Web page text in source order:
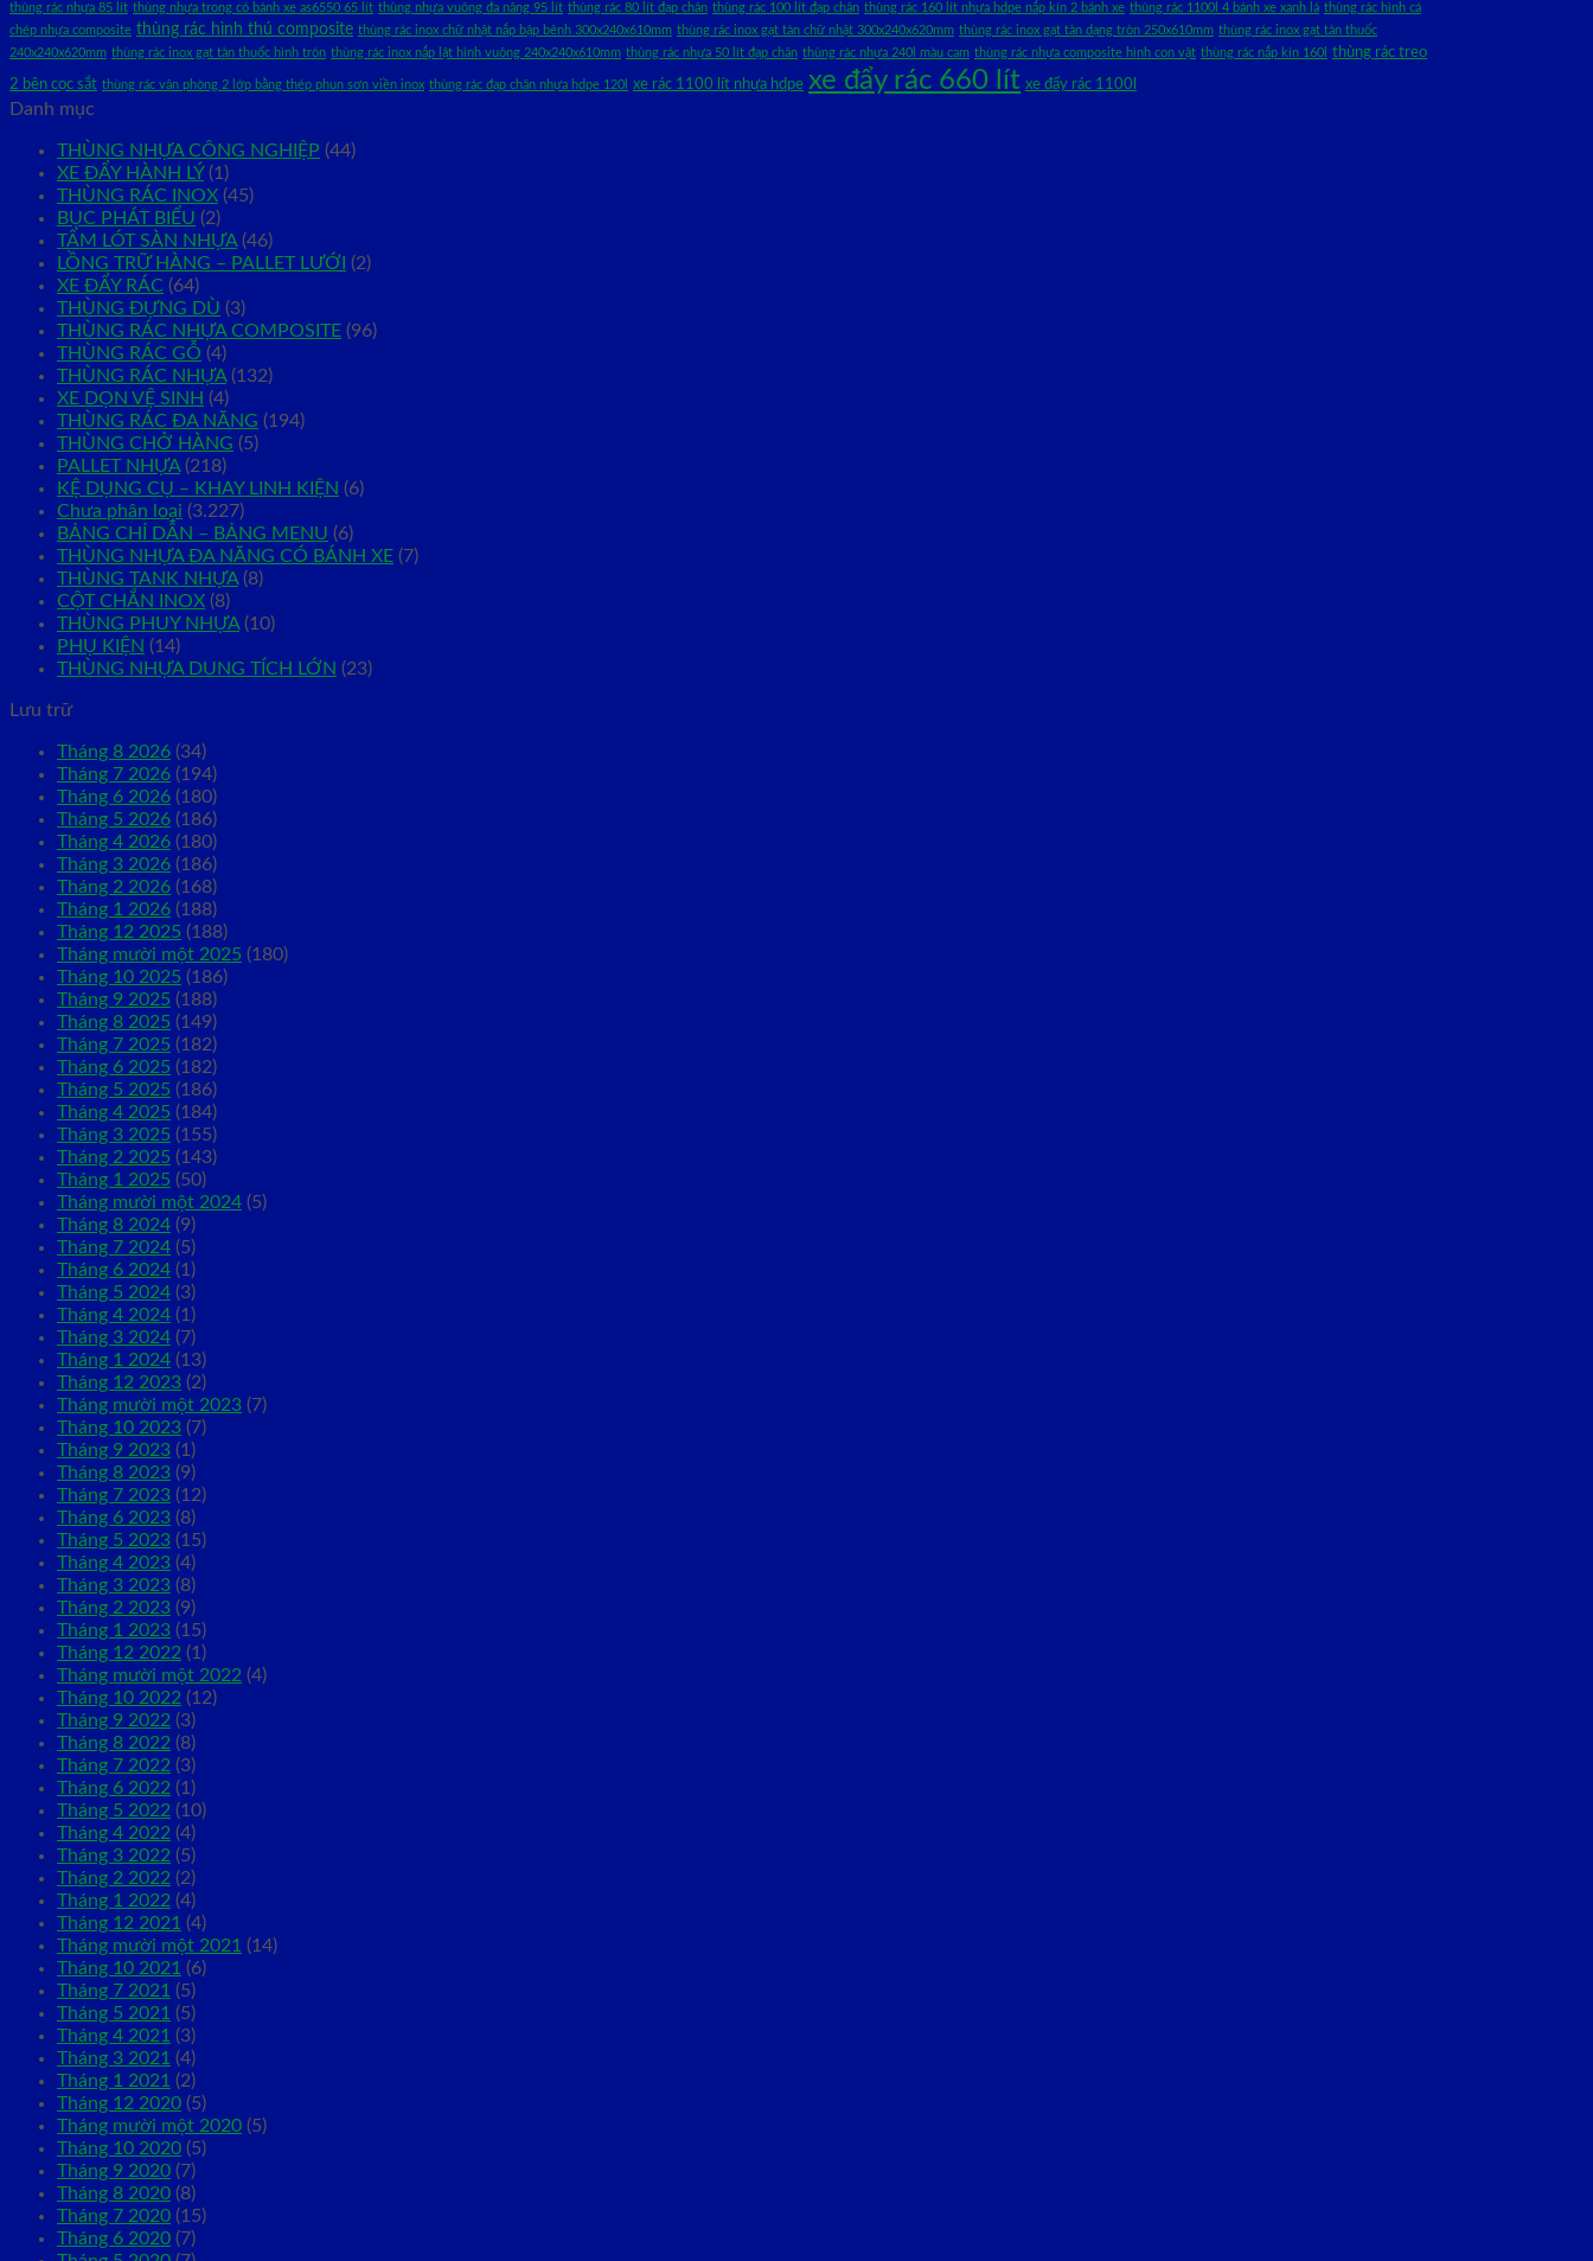
thùng rác nhựa 85 lít thùng nhựa trong có bánh xe as6550 65 lít thùng nhựa vuông đa năng 95 lít thùng rác 80 lít đạp chân thùng rác 100 lít đạp chân thùng rác 160 lít nhựa hdpe nắp kín 2 bánh xe thùng rác 1100l 4 bánh xe xanh lá thùng rác hình cá
chép nhựa composite thùng rác hình thú composite thùng rác inox chữ nhật nắp bập bênh 300x240x610mm thùng rác inox gạt tàn chữ nhật 300x240x620mm thùng rác inox gạt tàn dạng tròn 250x610mm thùng rác inox gạt tàn thuốc
240x240x620mm thùng rác inox gạt tàn thuốc hình tròn thùng rác inox nắp lật hình vuông 240x240x610mm thùng rác nhựa 50 lít đạp chân thùng rác nhựa 240l màu cam thùng rác nhựa composite hình con vật thùng rác nắp kín 160l thùng rác treo
2 bên cọc sắt thùng rác văn phòng 2 lớp bằng thép phun sơn viền inox thùng rác đạp chân nhựa hdpe 120l xe rác 1100 lít nhựa hdpe xe đẩy rác 660 lít xe đẩy rác 1100l
Danh mục
THÙNG NHỰA CÔNG NGHIỆP (44)
XE ĐẨY HÀNH LÝ(1)
THÙNG RÁC INOX (45)
BỤC PHÁT BIỂU (2)
TẤM LÓT SÀN NHỰA(46)
LỒNG TRỮ HÀNG – PALLET LƯỚI
(2)
XE ĐẨY RÁC (64)
THÙNG ĐỰNG DÙ (3)
THÙNG RÁC NHỰA COMPOSITE (96)
THÙNG RÁC GỖ (4)
THÙNG RÁC NHỰA(132)
XE DỌN VỆ SINH (4)
THÙNG RÁC ĐA NĂNG (194)
THÙNG CHỞ HÀNG (5)
PALLET NHỰA(218)
KỆ DỤNG CỤ – KHAY LINH KIỆN (6)
Chưa phân loại (3.227)
BẢNG CHỈ DẪN – BẢNG MENU (6)
THÙNG NHỰA ĐA NĂNG CÓ BÁNH XE (7)
THÙNG TANK NHỰA(8)
CỘT CHẮN INOX (8)
THÙNG PHUY NHỰA(10)
PHỤ KIỆN (14)
THÙNG NHỰA DUNG TÍCH LỚN (23)
Lưu trữ
Tháng 8 2026 (34)
Tháng 7 2026 (194)
Tháng 6 2026 (180)
Tháng 5 2026 (186)
Tháng 4 2026 (180)
Tháng 3 2026 (186)
Tháng 2 2026 (168)
Tháng 1 2026 (188)
Tháng 12 2025 (188)
Tháng mười một 2025 (180)
Tháng 10 2025 (186)
Tháng 9 2025 (188)
Tháng 8 2025 (149)
Tháng 7 2025 (182)
Tháng 6 2025 (182)
Tháng 5 2025 (186)
Tháng 4 2025 (184)
Tháng 3 2025 (155)
Tháng 2 2025 (143)
Tháng 1 2025 (50)
Tháng mười một 2024 (5)
Tháng 8 2024 (9)
Tháng 7 2024 (5)
Tháng 6 2024 (1)
Tháng 5 2024 (3)
Tháng 4 2024 (1)
Tháng 3 2024 (7)
Tháng 1 2024 (13)
Tháng 12 2023 (2)
Tháng mười một 2023 (7)
Tháng 10 2023 (7)
Tháng 9 2023 (1)
Tháng 8 2023 (9)
Tháng 7 2023 (12)
Tháng 6 2023 (8)
Tháng 5 2023 (15)
Tháng 4 2023 (4)
Tháng 3 2023 (8)
Tháng 2 2023 (9)
Tháng 1 2023 (15)
Tháng 12 2022 (1)
Tháng mười một 2022 (4)
Tháng 10 2022 (12)
Tháng 9 2022 (3)
Tháng 8 2022 (8)
Tháng 7 2022 (3)
Tháng 6 2022 (1)
Tháng 5 2022 (10)
Tháng 4 2022 (4)
Tháng 3 2022 (5)
Tháng 2 2022 (2)
Tháng 1 2022 (4)
Tháng 12 2021 (4)
Tháng mười một 2021 (14)
Tháng 10 2021 (6)
Tháng 7 2021 (5)
Tháng 5 2021 (5)
Tháng 4 2021 (3)
Tháng 3 2021 (4)
Tháng 1 2021 (2)
Tháng 12 2020 (5)
Tháng mười một 2020 (5)
Tháng 10 2020 (5)
Tháng 9 2020 (7)
Tháng 8 2020 (8)
Tháng 7 2020 (15)
Tháng 6 2020 (7)